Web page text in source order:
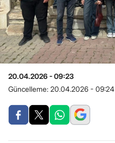
20.04.2026 - 09:23
Güncelleme: 20.04.2026 - 09:24